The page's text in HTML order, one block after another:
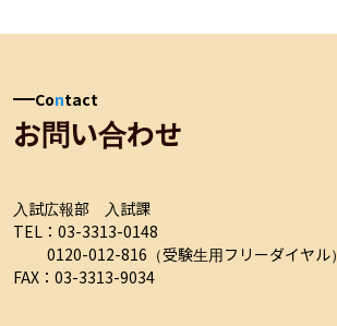
Contact
お問い合わせ
入試広報部　入試課
TEL：03-3313-0148
0120-012-816（受験生用フリーダイヤル）
FAX：03-3313-9034